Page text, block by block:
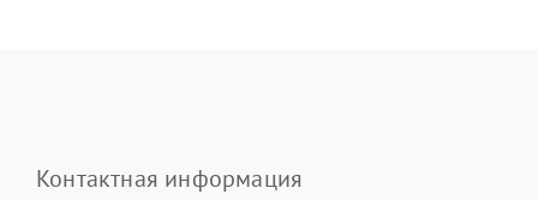
Контактная информация